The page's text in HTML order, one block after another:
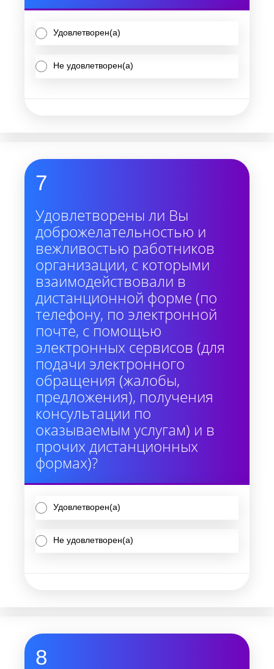
Удовлетворен(а)
Не удовлетворен(а)
7
Удовлетворены ли Вы
доброжелательностью и
вежливостью работников
организации, с которыми
взаимодействовали в
дистанционной форме (по
телефону, по электронной
почте, с помощью
электронных сервисов (для
подачи электронного
обращения (жалобы,
предложения), получения
консультации по
оказываемым услугам) и в
прочих дистанционных
формах)?
Удовлетворен(а)
Не удовлетворен(а)
8